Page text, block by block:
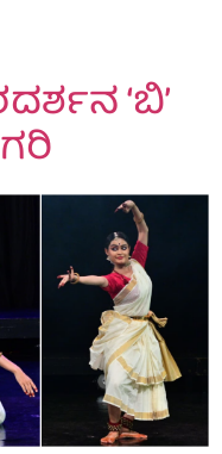
‘ಬಿ’